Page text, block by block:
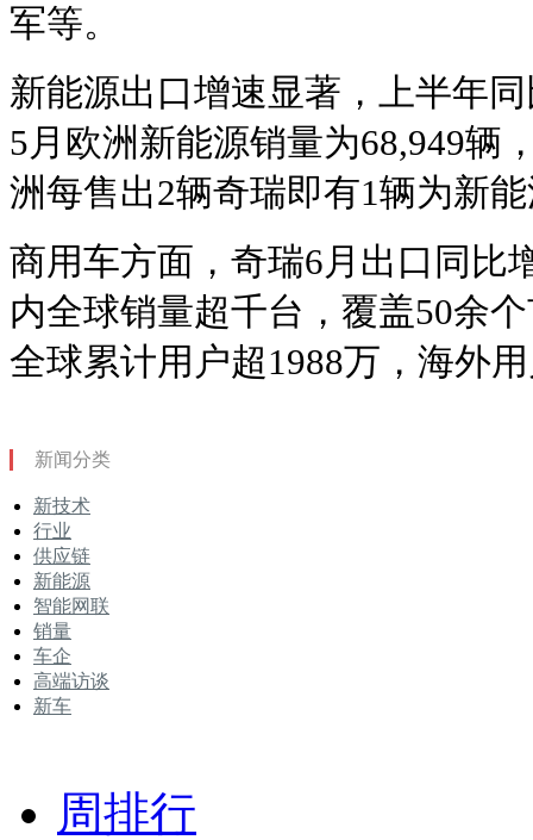
军等。
新能源出口增速显著，上半年
5月欧洲新能源销量为68,949辆
洲每售出2辆奇瑞即有1辆为新
商用车方面，奇瑞6月出口同比
内全球销量超千台，覆盖50余
全球累计用户超1988万，海外
新闻分类
新技术
行业
供应链
新能源
智能网联
销量
车企
高端访谈
新车
周排行